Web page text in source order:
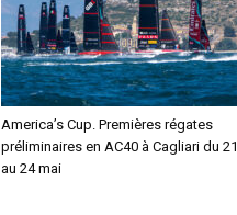
America’s Cup. Premières régates
préliminaires en AC40 à Cagliari du 21
au 24 mai